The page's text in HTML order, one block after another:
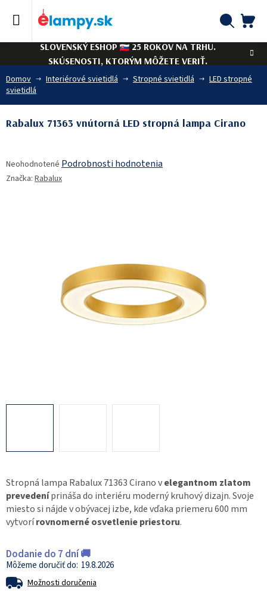
SLOVENSKÝ ESHOP
25 ROKOV NA TRHU.
SKÚSENOSTI, KTORÝM MÔŽETE VERIŤ.
Domov Interiérové svietidlá Stropné svietidlá
LED stropné
svietidlá
Stropná lampa Rabalux 71363 Cirano velegantnom zlatom
prevedeníprináša do interiéru moderný kruhový dizajn. Svoje
miesto si nájde v obývacej izbe, kde vďaka priemeru 600 mm
vytvorírovnomerné osvetlenie priestoru.
Dodanie do 7 dní 🚚
19.8.2026
Možnosti doručenia
Rabalux 71363 vnútorná LED stropná lampa Cirano
hodnotenie
produktu
Neohodnotené Podrobnosti hodnotenia
Značka: Rabalux